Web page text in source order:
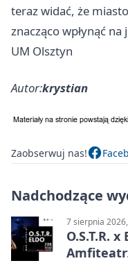
teraz widać, że
znacząco wpłynąć
UM Olsztyn
Autor:krystian
Zaobserwuj nas!
Nadchodzące
7 sierpnia
O.S.T.R.